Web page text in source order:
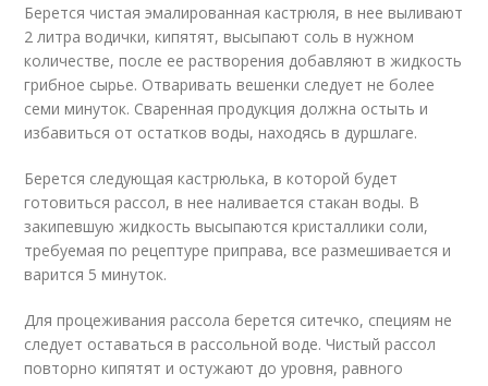
Берется чистая эмалированная кастрюля, в нее выливают
2 литра водички, кипятят, высыпают соль в нужном
количестве, после ее растворения добавляют в жидкость
грибное сырье. Отваривать вешенки следует не более
семи минуток. Сваренная продукция должна остыть и
избавиться от остатков воды, находясь в дуршлаге.
Берется следующая кастрюлька, в которой будет
готовиться рассол, в нее наливается стакан воды. В
закипевшую жидкость высыпаются кристаллики соли,
требуемая по рецептуре приправа, все размешивается и
варится 5 минуток.
Для процеживания рассола берется ситечко, специям не
следует оставаться в рассольной воде. Чистый рассол
повторно кипятят и остужают до уровня, равного